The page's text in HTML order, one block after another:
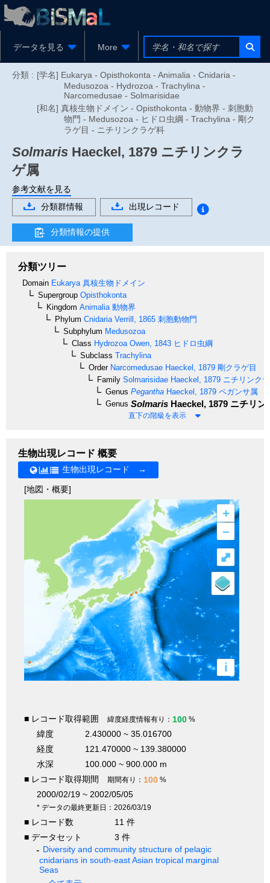
データを見る More
分類 : [学名] Eukarya - Opisthokonta - Animalia - Cnidaria -
Medusozoa - Hydrozoa - Trachylina -
Narcomedusae - Solmarisidae
[和名] 真核生物ドメイン - Opisthokonta - 動物界 - 刺胞動
物門 - Medusozoa - ヒドロ虫綱 - Trachylina - 剛ク
ラゲ目 - ニチリンクラゲ科
Solmaris Haeckel, 1879 ニチリンクラ
ゲ属
参考文献を見る
分類群情報
出現レコード
分類情報の提供
分類ツリー
Domain Eukarya 真核生物ドメイン
Supergroup Opisthokonta
Kingdom Animalia 動物界
Phylum Cnidaria Verrill, 1865 刺胞動物門
Subphylum Medusozoa
Class Hydrozoa Owen, 1843 ヒドロ虫綱
Subclass Trachylina
OrderNarcomedusae Haeckel, 1879 剛クラゲ目
Family Solmarisidae Haeckel, 1879 ニチリンク
Genus Pegantha Haeckel, 1879 ペガンサ属
Genus Solmaris Haeckel, 1879 ニチリン
直下の階級を表示
生物出現レコード 概要
生物出現レコード →
[地図・概要]
+
–
i
⤢
■ レコード取得範囲 緯度経度情報有り： 100 %
緯度
2.430000 ~ 35.016700
経度
121.470000 ~ 139.380000
水深
100.000 ~ 900.000 m
■ レコード取得期間
期間有り： 100 %
2000/02/19 ~ 2002/05/05
* データの最終更新日：2026/03/19
■ レコード数
11 件
■ データセット
3 件
Diversity and community structure of pelagic
cnidarians in south-east Asian tropical marginal
Seas